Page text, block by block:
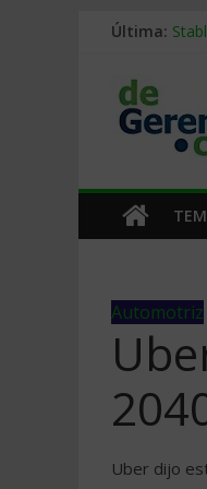
Última:
Automotriz
Uber dijo